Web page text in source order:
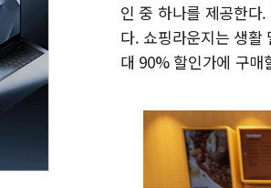
인 중 하나를 제공한다
다. 쇼핑라운지는 생활
대 90% 할인가에 구매